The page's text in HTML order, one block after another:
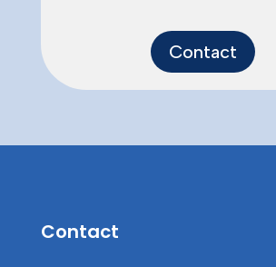
Contact
Contact